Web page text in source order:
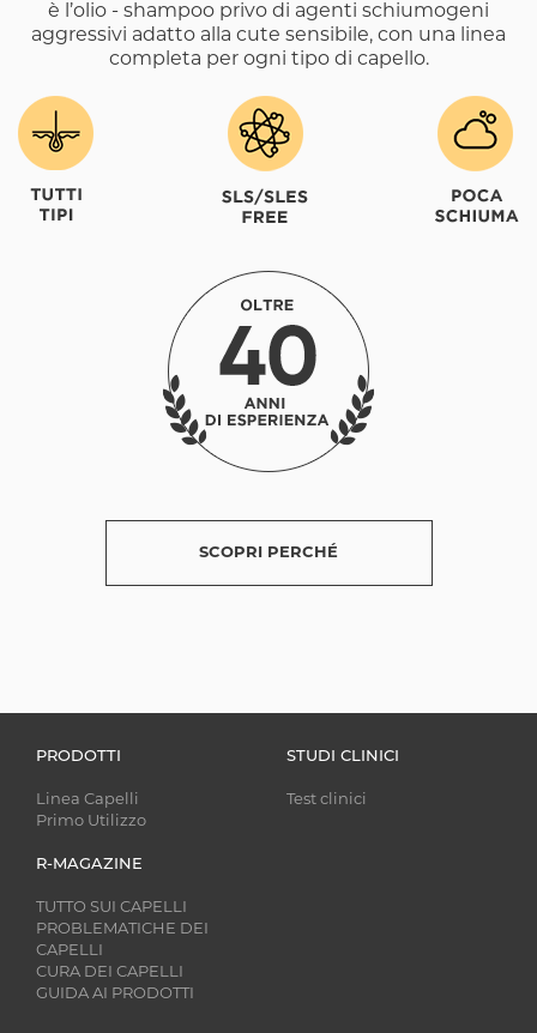
è l’olio - shampoo privo di agenti schiumogeni
aggressivi adatto alla cute sensibile, con una linea
completa per ogni tipo di capello.
Image Image
Image
SCOPRI PERCHÉ
PRODOTTI
Linea Capelli
Primo Utilizzo
STUDI CLINICI
Test clinici
R-MAGAZINE
TUTTO SUI CAPELLI
PROBLEMATICHE DEI
CAPELLI
CURA DEI CAPELLI
GUIDA AI PRODOTTI